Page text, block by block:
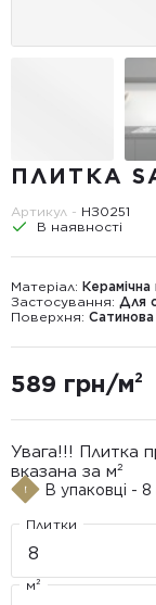
ПЛИТКА
Артикул - НЗ0251
В наявності
Матеріал: Керамічна
Застосування: Для
Поверхня: Сатинова
589 грн/м²
Увага!!! Плитка
вказана за м²
В упаковці -
Плитки
м²